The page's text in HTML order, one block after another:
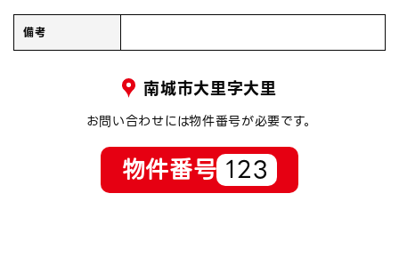
備考
南城市大里字大里
お問い合わせには物件番号が必要です。
物件番号 123